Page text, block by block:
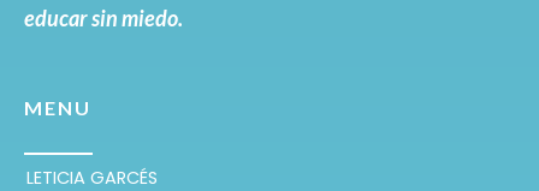
educar sin miedo.
MENU
LETICIA GARCÉS